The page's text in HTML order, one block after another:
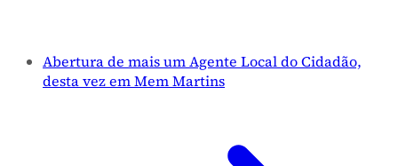
Abertura de mais um Agente Local do Cidadão,
desta vez em Mem Martins